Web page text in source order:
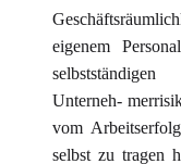
eigenem
Unterneh-
vom
selbst zu tragen